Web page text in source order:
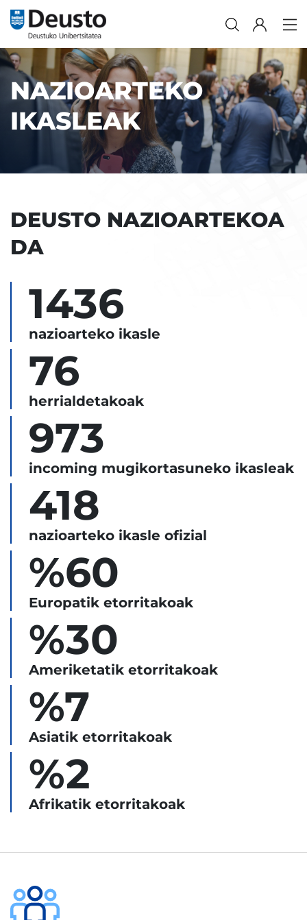
NAZIOARTEKO
IKASLEAK
DEUSTO NAZIOARTEKOA
DA
1436
nazioarteko ikasle
76
herrialdetakoak
973
incoming mugikortasuneko ikasleak
418
nazioarteko ikasle ofizial
%60
Europatik etorritakoak
%30
Ameriketatik etorritakoak
%7
Asiatik etorritakoak
%2
Afrikatik etorritakoak